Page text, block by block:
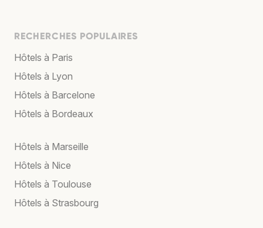
RECHERCHES POPULAIRES
Hôtels à Paris
Hôtels à Lyon
Hôtels à Barcelone
Hôtels à Bordeaux
Hôtels à Marseille
Hôtels à Nice
Hôtels à Toulouse
Hôtels à Strasbourg